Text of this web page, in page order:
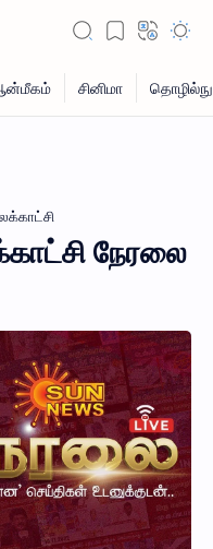
நேரலை